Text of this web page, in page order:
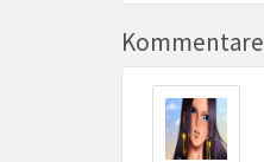
Kommentare